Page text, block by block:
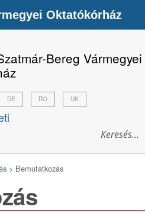
Bereg Vármegyei
DE RO UK
> Bemutatkozás
Oktatókórház